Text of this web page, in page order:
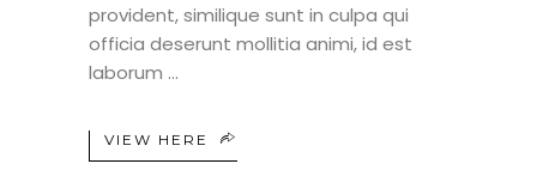
provident, similique sunt in culpa qui
officia deserunt mollitia animi, id est
laborum
VIEW HERE